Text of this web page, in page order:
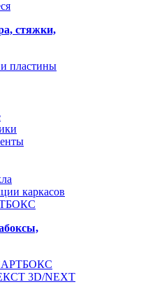
стяжки,
пластины
каркасов
3D/NEXT